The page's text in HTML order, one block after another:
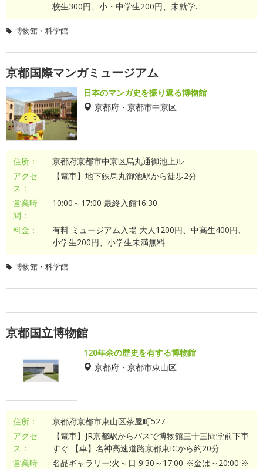
校生300円、小・中学生200円、未就学...
博物館・科学館
京都国際マンガミュージアム
日本のマンガ史を振り返る博物館
京都府・京都市中京区
住所：
京都府京都市中京区烏丸通御池上ル
アクセ
ス：
【電車】地下鉄烏丸御池駅から徒歩2分
営業時
間：
10:00～17:00 最終入館16:30
料金：
有料 ミュージアム入場 大人1200円、中高生400円、
小学生200円、小学生未満無料
博物館・科学館
京都国立博物館
120年余の歴史を有する博物館
京都府・京都市東山区
住所：
京都府京都市東山区茶屋町527
アクセ
ス：
【電車】JR京都駅からバスで博物館三十三間堂前下車
すぐ 【車】名神高速道路京都東ICから約20分
営業時
名品ギャラリー:火～日 9:30～17:00 ※金は～20:00 ※